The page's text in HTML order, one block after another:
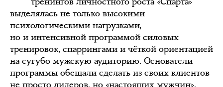
выделялась не только высокими
психологическими нагрузками,
но и интенсивной программой силовых
тренировок, спаррингами и чёткой ориентацией
на сугубо мужскую аудиторию. Основатели
программы обещали сделать из своих клиентов
не просто лидеров, но «настоящих мужчин»,